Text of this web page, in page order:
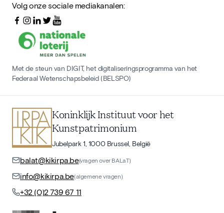
Volg onze sociale mediakanalen:
Met de steun van DIGIT, het digitaliseringsprogramma van het
Federaal Wetenschapsbeleid (BELSPO)
Koninklijk Instituut voor het
Kunstpatrimonium
Jubelpark 1, 1000 Brussel, België
balat@kikirpa.be(vragen over BALaT)
info@kikirpa.be(algemene vragen)
+32 (0)2 739 67 11